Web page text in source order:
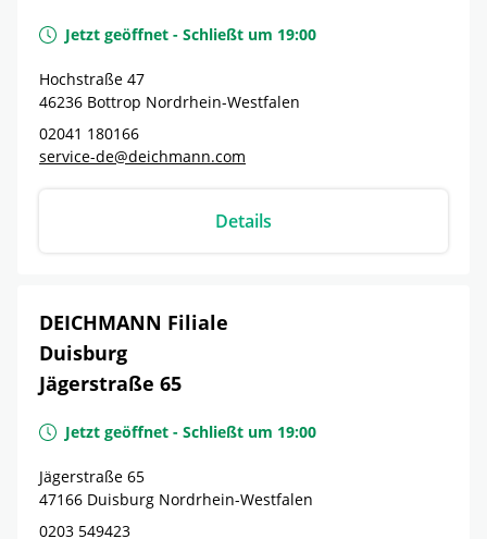
Jetzt geöffnet - Schließt um 19:00
Hochstraße 47
46236 Bottrop Nordrhein-Westfalen
02041 180166
service-de@deichmann.com
Details
DEICHMANN Filiale
Duisburg
Jägerstraße 65
Jetzt geöffnet - Schließt um 19:00
Jägerstraße 65
47166 Duisburg Nordrhein-Westfalen
0203 549423